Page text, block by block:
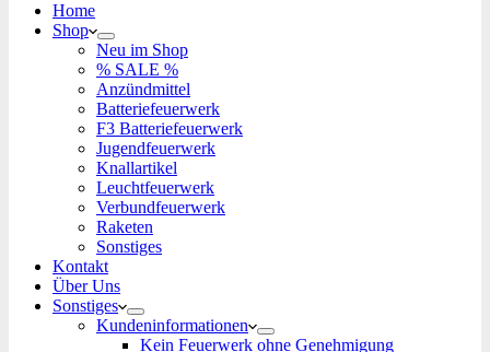
Home
Shop
Neu im Shop
% SALE %
Anzündmittel
Batteriefeuerwerk
F3 Batteriefeuerwerk
Jugendfeuerwerk​
Knallartikel
Leuchtfeuerwerk​
Verbundfeuerwerk
Raketen
Sonstiges
Kontakt
Über Uns
Sonstiges
Kundeninformationen
Kein Feuerwerk ohne Genehmigung